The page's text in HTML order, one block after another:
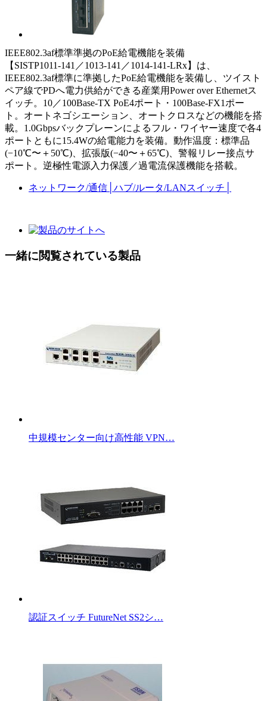
IEEE802.3af標準準拠のPoE給電機能を装備
【SISTP1011-141／1013-141／1014-141-LRx】は、
IEEE802.3af標準に準拠したPoE給電機能を装備し、ツイスト
ペア線でPDへ電力供給ができる産業用Power over Ethernetス
イッチ。10／100Base-TX PoE4ポート・100Base-FX1ポー
ト。オートネゴシエーション、オートクロスなどの機能を搭
載。1.0Gbpsバックプレーンによるフル・ワイヤー速度で各4
ポートともに15.4Wの給電能力を装備。動作温度：標準品
(−10℃〜＋50℃)、拡張版(−40〜＋65℃)、警報リレー接点サ
ポート。逆極性電源入力保護／過電流保護機能を搭載。
ネットワーク/通信 ハブ/ルータ/LANスイッチ
一緒に閲覧されている製品
中規模センター向け高性能 VPN…
認証スイッチ FutureNet SS2シ…